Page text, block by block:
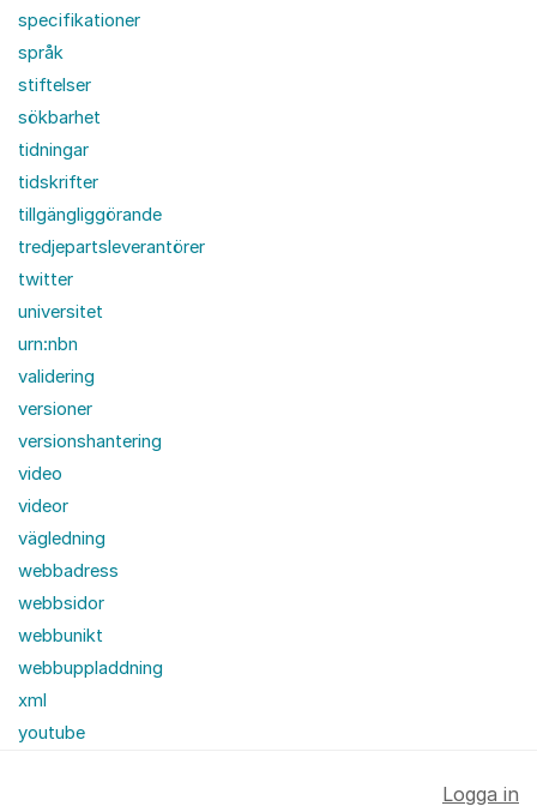
specifikationer
språk
stiftelser
sökbarhet
tidningar
tidskrifter
tillgängliggörande
tredjepartsleverantörer
twitter
universitet
urn:nbn
validering
versioner
versionshantering
video
videor
vägledning
webbadress
webbsidor
webbunikt
webbuppladdning
xml
youtube
Logga in